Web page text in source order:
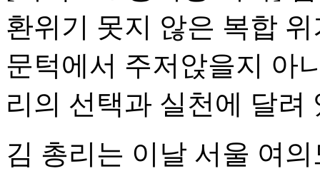
환위기 못지 않은 복합
문턱에서 주저앉을지 아
리의 선택과 실천에 달려
김 총리는 이날 서울 여